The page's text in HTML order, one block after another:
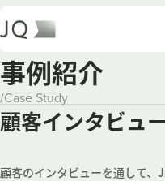
事例紹介
/Case Study
顧客インタビュ
顧客のインタビューを通して、